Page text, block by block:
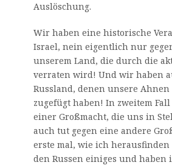
Auslöschung.
Wir haben eine historische
Israel, nein eigentlich nur
unserem Land, die durch die
verraten wird! Und wir haben
Russland, denen unsere
zugefügt haben! In zweitem
einer Großmacht, die uns in
auch tut gegen eine andere
erste mal, wie ich
den Russen einiges und haben